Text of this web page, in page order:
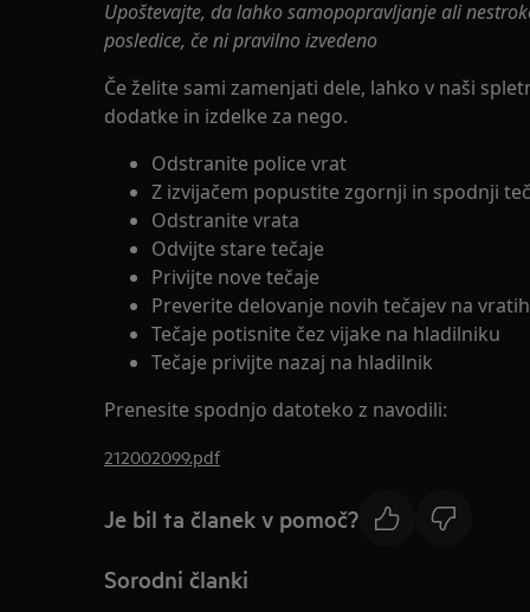
Upoštevajte, da lahko samopopravljanje ali
posledice, če ni pravilno izvedeno
Če želite sami zamenjati dele, lahko v naši
dodatke in izdelke za nego.
Odstranite police vrat
Z izvijačem popustite zgornji in spodnji
Odstranite vrata
Odvijte stare tečaje
Privijte nove tečaje
Preverite delovanje novih tečajev na vratih
Tečaje potisnite čez vijake na hladilniku
Tečaje privijte nazaj na hladilnik
Prenesite spodnjo datoteko z navodili:
212002099.pdf
Je bil ta članek v pomoč?
Sorodni članki